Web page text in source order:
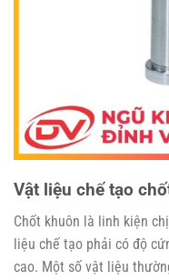
Vật liệu chế tạo
Chốt khuôn là linh kiện
liệu chế tạo phải có độ
cao. Một số vật liệu